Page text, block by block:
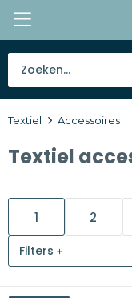
Caps en mutsen
Giveaways
Drinkwaren
Textiel Accessoires
Textiel
1 2
Filters